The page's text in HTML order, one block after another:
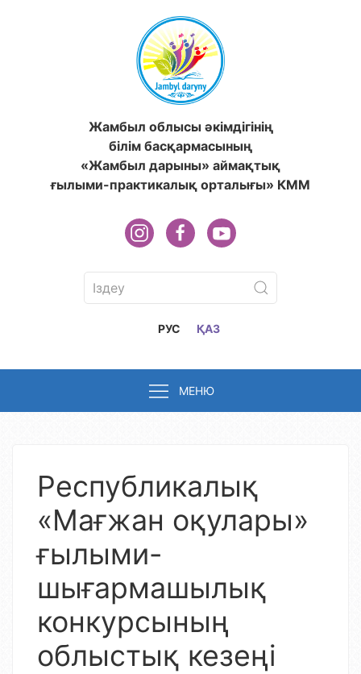
Жамбыл облысы әкімдігінің
білім басқармасының
«Жамбыл дарыны» аймақтық
ғылыми-практикалық орталығы» КММ
РУС ҚАЗ
МЕНЮ
Республикалық
«Мағжан оқулары»
ғылыми-
шығармашылық
конкурсының
облыстық кезеңі